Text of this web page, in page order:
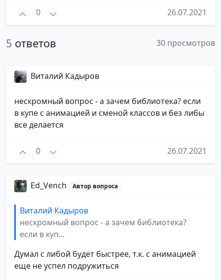
0 26.07.2021
5 ответов 30 просмотров
Виталий Кадыров
нескромный вопрос - а зачем библиотека? если
в купе с анимацией и сменой классов и без либы
все делается
0 26.07.2021
Ed_Vench Автор вопроса
Виталий Кадыров
нескромный вопрос - а зачем библиотека?
если в куп...
Думал с либой будет быстрее, т.к. с анимацией
еще не успел подружиться